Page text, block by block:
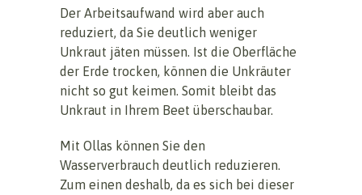
Der Arbeitsaufwand wird aber auch
reduziert, da Sie deutlich weniger
Unkraut jäten müssen. Ist die Oberfläche
der Erde trocken, können die Unkräuter
nicht so gut keimen. Somit bleibt das
Unkraut in Ihrem Beet überschaubar.
Mit Ollas können Sie den
Wasserverbrauch deutlich reduzieren.
Zum einen deshalb, da es sich bei dieser